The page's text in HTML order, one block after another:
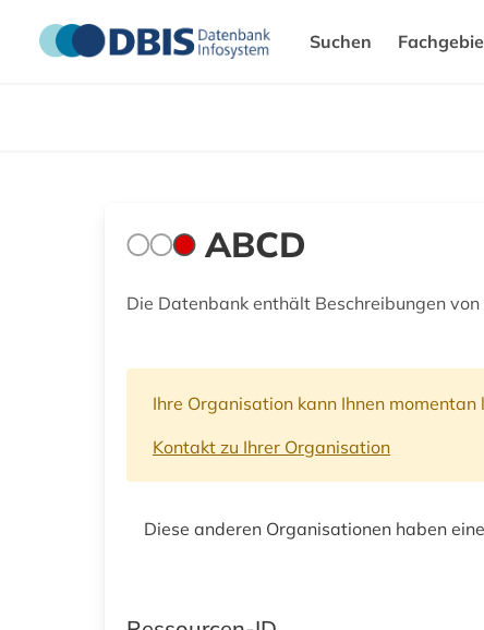
Suchen
ABCD
Die Datenbank enthält Beschreibungen
Ihre Organisation kann Ihnen
Kontakt zu Ihrer Organisation
Diese anderen Organisationen haben